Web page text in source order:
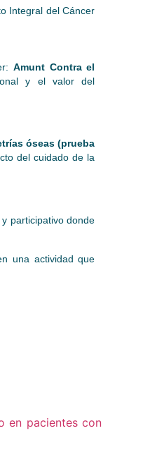
Integral del Cáncer
Amunt Contra el
y el valor del
óseas (prueba
del cuidado de la
participativo donde
una actividad que